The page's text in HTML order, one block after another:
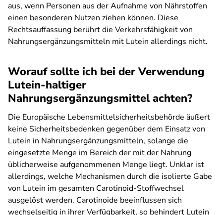
aus, wenn Personen aus der Aufnahme von Nährstoffen
einen besonderen Nutzen ziehen können. Diese
Rechtsauffassung berührt die Verkehrsfähigkeit von
Nahrungsergänzungsmitteln mit Lutein allerdings nicht.
Worauf sollte ich bei der Verwendung
Lutein-haltiger
Nahrungsergänzungsmittel achten?
Die Europäische Lebensmittelsicherheitsbehörde äußert
keine Sicherheitsbedenken gegenüber dem Einsatz von
Lutein in Nahrungsergänzungsmitteln, solange die
eingesetzte Menge im Bereich der mit der Nahrung
üblicherweise aufgenommenen Menge liegt. Unklar ist
allerdings, welche Mechanismen durch die isolierte Gabe
von Lutein im gesamten Carotinoid-Stoffwechsel
ausgelöst werden. Carotinoide beeinflussen sich
wechselseitig in ihrer Verfügbarkeit, so behindert Lutein